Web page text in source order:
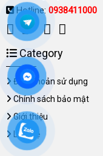
Hotline: 0938411000
Category
Điều khoản sử dụng
Chính sách bảo mật
Giới thiệu
Liên hệ